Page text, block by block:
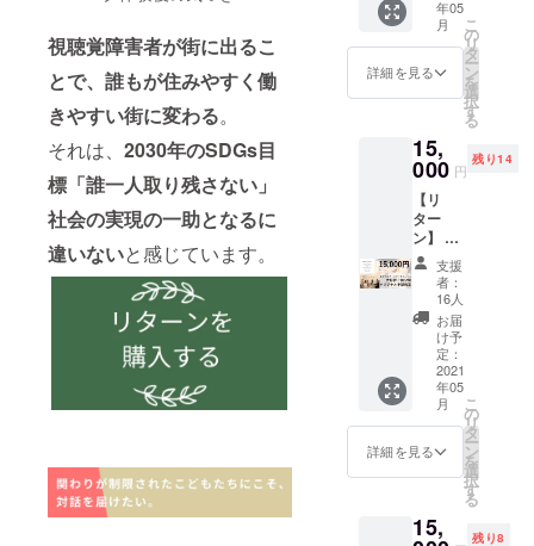
視聴覚障害者が街に出るこ
とで、誰もが住みやすく働
きやすい街に変わる。
それは、 2030年のSDGs目
標「誰一人取り残さない」
社会の実現の一助となるに
違いないと感じています。
い』 オ
レンジ
ページ
新刊！
コツに
は理由
ます。
「な
ぜ、こ
うする
とおい
しくな
るの
か」が
わかれ
ば、他
の料理
にも応
き、料
理の腕
かけ
ムおひ
とつを
いただ
けま
「対話
の
森」：
https://t
aiwano
mori.di
alogue.
or.jp/ 大
阪会場
「対話
のある
家」：
https://
www.su
mufum
did/ ・
本チ
ケット
側をオ
ンライ
ンにて
語りま
ルZoom
を使用
す。
※2021
年内に
開催予
定で
す。日
程につ
きまし
てはク
ラウド
ファン
ディン
後、ご
支援者
いたし
話の
森」ま
たは大
阪「対
ケット
１枚
（有効
期限１
年間）
★ご友
人や知
人にプ
レゼン
トとし
てお渡
しいた
だくこ
とも可
能で
す！ ③
あなた
３人
年05
月
詳細を見る
こ
の
リ
タ
ー
ン
を
選
択
す
る
15,
000 円
残り14
【リ
ター
ン】 ①
ダイア
ログか
らのお
礼メッ
セージ
②ダイ
アロ
グ・イ
ン・サ
イレン
ス オ
リジナ
ル手話
（90分
支援
者：
16人
お届
け予
定：
2021
年05
月
詳細を見る
こ
の
リ
タ
ー
ン
を
選
択
す
る
15, 残り8